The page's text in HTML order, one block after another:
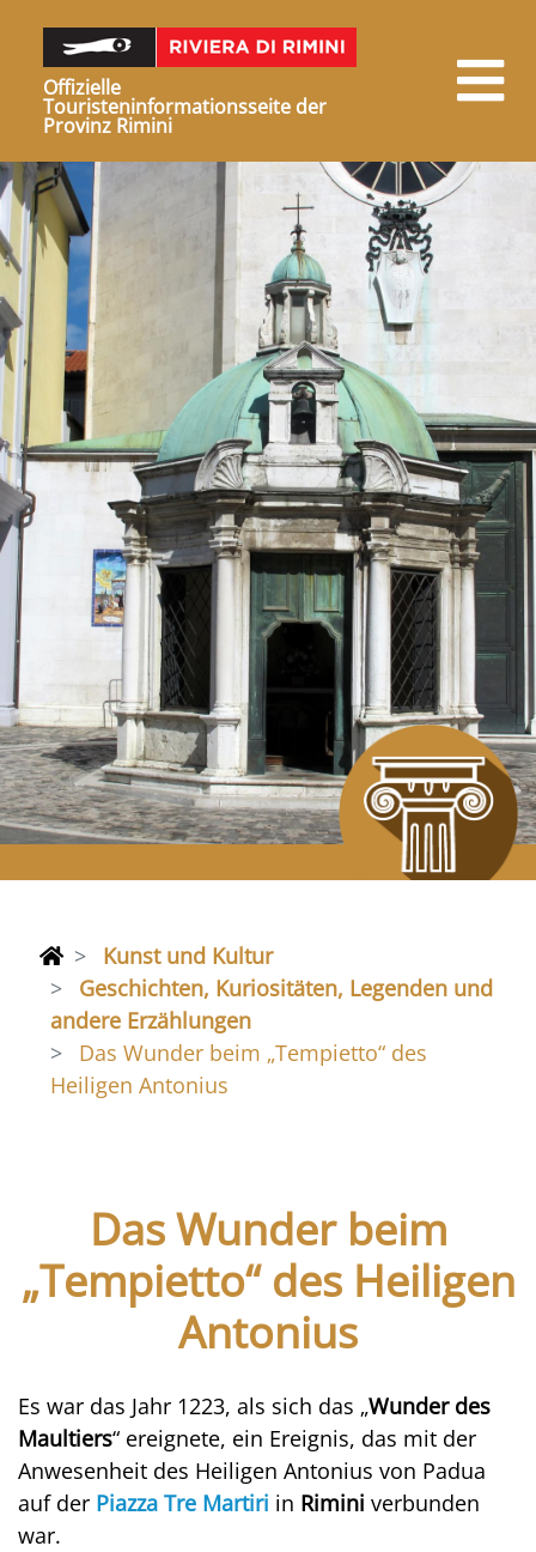
Offizielle
Touristeninformationsseite der
Provinz Rimini
Kunst und Kultur
Geschichten, Kuriositäten, Legenden und
andere Erzählungen
Das Wunder beim „Tempietto“ des
Heiligen Antonius
Das Wunder beim
„Tempietto“ des Heiligen
Antonius
Es war das Jahr 1223, als sich das „Wunder des
Maultiers“ ereignete, ein Ereignis, das mit der
Anwesenheit des Heiligen Antonius von Padua
auf der Piazza Tre Martiri in Rimini verbunden
war.